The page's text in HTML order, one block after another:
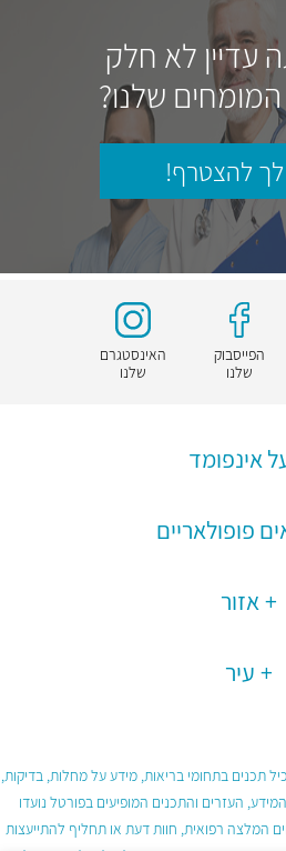
עדיין לא חלק
שלנו?
לך להצטרף!
הפייסבוק
שלנו
האינסטגרם
שלנו
אינפומד
פופולאריים
אזור
עיר
תכנים בתחומי בריאות, מידע על מחלות, בדיקות,
העזרים והתכנים המופיעים בפורטל נועדו
המלצה רפואית, חוות דעת או תחליף להתייעצות